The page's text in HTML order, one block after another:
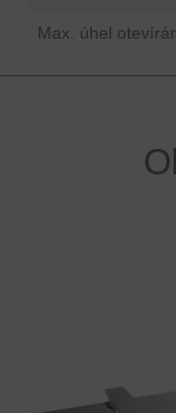
Max. úhel